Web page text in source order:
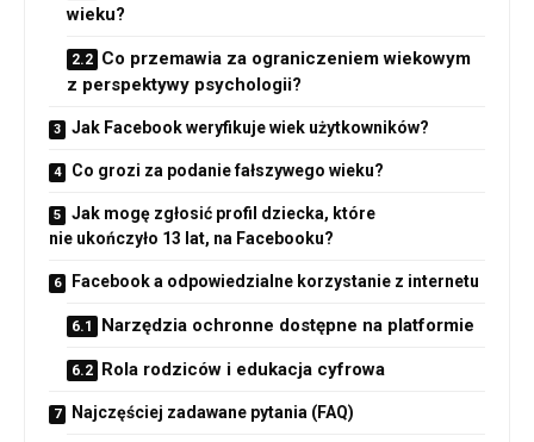
wieku?
Co przemawia za ograniczeniem wiekowym
z perspektywy psychologii?
Jak Facebook weryfikuje wiek użytkowników?
Co grozi za podanie fałszywego wieku?
Jak mogę zgłosić profil dziecka, które
nie ukończyło 13 lat, na Facebooku?
Facebook a odpowiedzialne korzystanie z internetu
Narzędzia ochronne dostępne na platformie
Rola rodziców i edukacja cyfrowa
Najczęściej zadawane pytania (FAQ)